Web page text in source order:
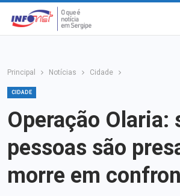
Principal Notícias Cidade
CIDADE
Operação Olaria:
pessoas são
morre em